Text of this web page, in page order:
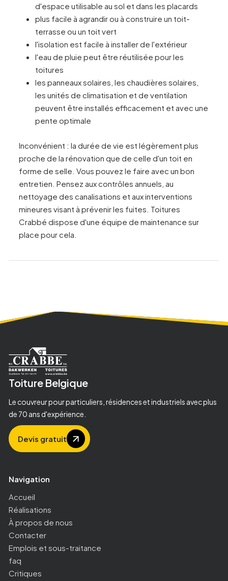
d'espace utilisable au sol et dans les placards
plus facile à agrandir ou à construire un toit-
terrasse ou un toit vert
l'isolation est facile à installer de l'extérieur
l'eau de pluie peut être réutilisée pour les
toitures
les panneaux solaires, les chaudières solaires,
les unités de climatisation et de ventilation
peuvent être installés efficacement et avec une
pente optimale
Inconvénient : la durée de vie est légèrement plus
proche de la rénovation que de celle d'un toit en
forme de selle. Vous pouvez le faire avec un bon
entretien. Pensez aux contrôles annuels, au
nettoyage des canalisations et aux interventions
mineures visant à prévenir les fuites. Toitures
Crabbé dispose d'une équipe de maintenance sur
place pour cela.
Toiture Belgique
Le couvreur pour particuliers, résidences et industriels avec plus
de 70 ans d'expérience.
Devis gratuit
Navigation
Accueil
Réalisations
À propos de nous
Contacter
Emplois et sous-traitance
faq
Critiques